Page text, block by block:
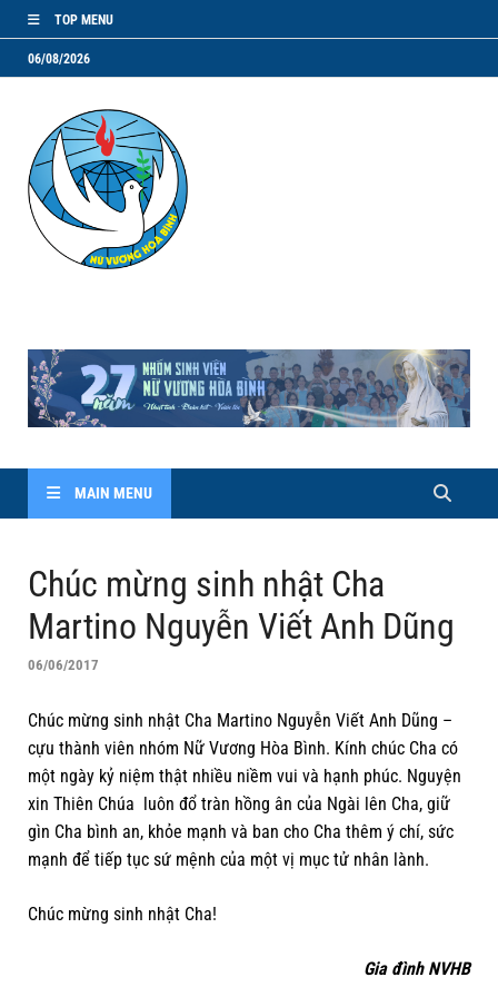
TOP MENU
06/08/2026
MAIN MENU
Chúc mừng sinh nhật Cha
Martino Nguyễn Viết Anh Dũng
06/06/2017
Chúc mừng sinh nhật Cha Martino Nguyễn Viết Anh Dũng –
cựu thành viên nhóm Nữ Vương Hòa Bình. Kính chúc Cha có
một ngày kỷ niệm thật nhiều niềm vui và hạnh phúc. Nguyện
xin Thiên Chúa luôn đổ tràn hồng ân của Ngài lên Cha, giữ
gìn Cha bình an, khỏe mạnh và ban cho Cha thêm ý chí, sức
mạnh để tiếp tục sứ mệnh của một vị mục tử nhân lành.
Chúc mừng sinh nhật Cha!
Gia đình NVHB